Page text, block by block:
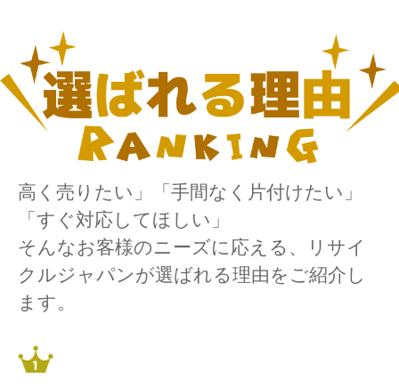
高く売りたい」「手間なく片付けたい」
「すぐ対応してほしい」
そんなお客様のニーズに応える、リサイ
クルジャパンが選ばれる理由をご紹介し
ます。